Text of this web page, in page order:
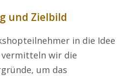
und Zielbild
in die Idee
vermitteln wir die
um das